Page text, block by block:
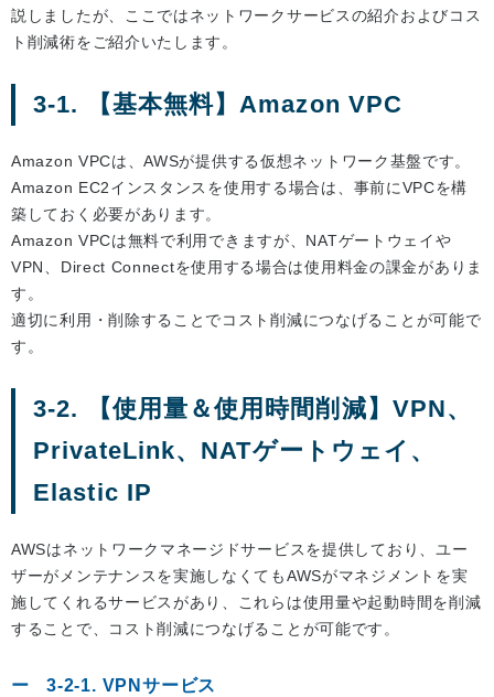
説しましたが、ここではネットワークサービスの紹介およびコス
ト削減術をご紹介いたします。
3-1. 【基本無料】Amazon VPC
Amazon VPCは、AWSが提供する仮想ネットワーク基盤です。
Amazon EC2インスタンスを使用する場合は、事前にVPCを構
築しておく必要があります。
Amazon VPCは無料で利用できますが、NATゲートウェイや
VPN、Direct Connectを使用する場合は使用料金の課金がありま
す。
適切に利用・削除することでコスト削減につなげることが可能で
す。
3-2. 【使用量＆使用時間削減】VPN、
PrivateLink、NATゲートウェイ、
Elastic IP
AWSはネットワークマネージドサービスを提供しており、ユー
ザーがメンテナンスを実施しなくてもAWSがマネジメントを実
施してくれるサービスがあり、これらは使用量や起動時間を削減
することで、コスト削減につなげることが可能です。
3-2-1. VPNサービス